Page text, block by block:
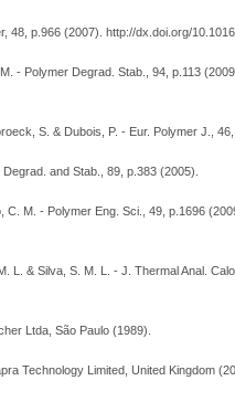
48, p.966 (2007). http://dx.doi.org/
- Polymer Degrad. Stab., 94, p.113
S. & Dubois, P. - Eur. Polymer J., 46,
and Stab., 89, p.383 (2005).
M. - Polymer Eng. Sci., 49, p.1696
L. & Silva, S. M. L. - J. Thermal Anal.
Ltda, São Paulo (1989).
Technology Limited, United Kingdom